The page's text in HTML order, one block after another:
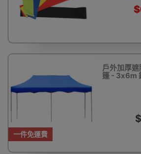
一件免運費
戶外加厚
篷 - 3x6m